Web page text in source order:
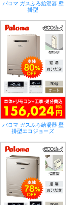
パロマ ガスふろ給湯器 壁
掛型
パロマ ガスふろ給湯器 壁
掛型エコジョーズ